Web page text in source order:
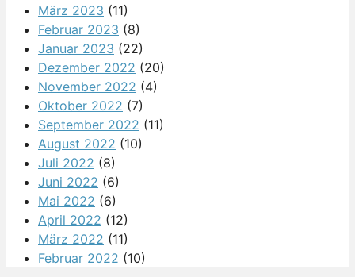
März 2023 (11)
Februar 2023 (8)
Januar 2023 (22)
Dezember 2022 (20)
November 2022 (4)
Oktober 2022 (7)
September 2022 (11)
August 2022 (10)
Juli 2022 (8)
Juni 2022 (6)
Mai 2022 (6)
April 2022 (12)
März 2022 (11)
Februar 2022 (10)